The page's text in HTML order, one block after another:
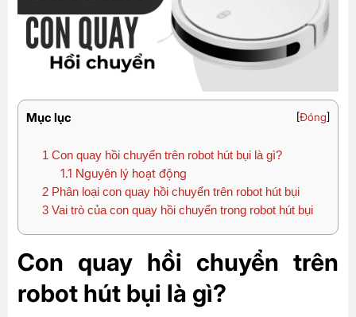
Mục lục [Đóng]
1 Con quay hồi chuyển trên robot hút bụi là gì?
1.1 Nguyên lý hoạt động
2 Phân loại con quay hồi chuyển trên robot hút bụi
3 Vai trò của con quay hồi chuyển trong robot hút bụi
Con quay hồi chuyển trên
robot hút bụi là gì?